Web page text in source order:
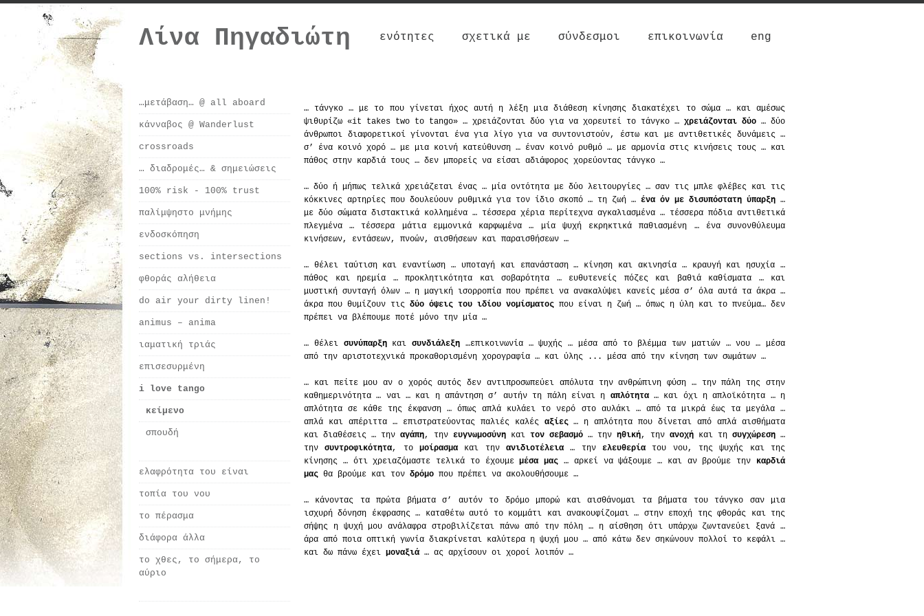
Λίνα Πηγαδιώτη ενότητες σχετικά με σύνδεσμοι επικοινωνία eng
… τάνγκο … με το που γίνεται ήχος αυτή η λέξη μια διάθεση κίνησης διακατέχει το σώμα … και αμέσως
ψιθυρίζω «it takes two to tango» … χρειάζονται δύο για να χορευτεί το τάνγκο … χρειάζονται δύο … δύο
άνθρωποι διαφορετικοί γίνονται ένα για λίγο για να συντονιστούν, έστω και με αντιθετικές δυνάμεις …
σ’ ένα κοινό χορό … με μια κοινή κατεύθυνση … έναν κοινό ρυθμό … με αρμονία στις κινήσεις τους … και
πάθος στην καρδιά τους … δεν μπορείς να είσαι αδιάφορος χορεύοντας τάνγκο …
… δύο ή μήπως τελικά χρειάζεται ένας … μία οντότητα με δύο λειτουργίες … σαν τις μπλε φλέβες και τις
κόκκινες αρτηρίες που δουλεύουν ρυθμικά για τον ίδιο σκοπό … τη ζωή … ένα όν με δισυπόστατη ύπαρξη …
με δύο σώματα διστακτικά κολλημένα … τέσσερα χέρια περίτεχνα αγκαλιασμένα … τέσσερα πόδια αντιθετικά
πλεγμένα … τέσσερα μάτια εμμονικά καρφωμένα … μία ψυχή εκρηκτικά παθιασμένη … ένα συνονθύλευμα
κινήσεων, εντάσεων, πνοών, αισθήσεων και παραισθήσεων …
… θέλει ταύτιση και εναντίωση … υποταγή και επανάσταση … κίνηση και ακινησία … κραυγή και ησυχία …
πάθος και ηρεμία … προκλητικότητα και σοβαρότητα … ευθυτενείς πόζες και βαθιά καθίσματα … και
μυστική συνταγή όλων … η μαγική ισορροπία που πρέπει να ανακαλύψει κανείς μέσα σ’ όλα αυτά τα άκρα …
άκρα που θυμίζουν τις δύο όψεις του ιδίου νομίσματος που είναι η ζωή … όπως η ύλη και το πνεύμα… δεν
πρέπει να βλέπουμε ποτέ μόνο την μία …
… θέλει συνύπαρξηκαισυνδιάλεξη …επικοινωνία … ψυχής … μέσα από το βλέμμα των ματιών … νου … μέσα
από την αριστοτεχνικά προκαθορισμένη χορογραφία … και ύλης ... μέσα από την κίνηση των σωμάτων …
… και πείτε μου αν ο χορός αυτός δεν αντιπροσωπεύει απόλυτα την ανθρώπινη φύση … την πάλη της στην
καθημερινότητα … ναι … και η απάντηση σ’ αυτήν τη πάλη είναι η απλότητα… και όχι η απλοϊκότητα … η
απλότητα σε κάθε της έκφανση … όπως απλά κυλάει το νερό στο αυλάκι … από τα μικρά έως τα μεγάλα …
απλά και απέριττα … επιστρατεύοντας παλιές καλές αξίες… η απλότητα που δίνεται από απλά αισθήματα
και διαθέσεις … την αγάπη, την ευγνωμοσύνη και τον σεβασμό … την ηθική, την ανοχή και τη συγχώρεση …
τηνσυντροφικότητα, τομοίρασμα και τηνανιδιοτέλεια … τηνελευθερία του νου, της ψυχής και της
κίνησης … ότι χρειαζόμαστε τελικά το έχουμεμέσα μας … αρκεί να ψάξουμε … και αν βρούμε την καρδιά
μας θα βρούμε και τον δρόμο που πρέπει να ακολουθήσουμε …
… κάνοντας τα πρώτα βήματα σ’ αυτόν το δρόμο μπορώ και αισθάνομαι τα βήματα του τάνγκο σαν μια
ισχυρή δόνηση έκφρασης … καταθέτω αυτό το κομμάτι και ανακουφίζομαι … στην εποχή της φθοράς και της
σήψης η ψυχή μου ανάλαφρα στροβιλίζεται πάνω από την πόλη … η αίσθηση ότι υπάρχω ζωντανεύει ξανά …
άρα από ποια οπτική γωνία διακρίνεται καλύτερα η ψυχή μου … από κάτω δεν σηκώνουν πολλοί το κεφάλι …
και δω πάνω έχει μοναξιά … ας αρχίσουν οι χοροί λοιπόν …
…μετάβαση… @ all aboard
κάνναβος @ Wanderlust
crossroads
… διαδρομές… & σημειώσεις
100% risk - 100% trust
παλίμψηστο μνήμης
ενδοσκόπηση
sections vs. intersections
φθοράς αλήθεια
do air your dirty linen!
animus – anima
ιαματική τριάς
επισεσυρμένη
i love tango
κείμενο
σπουδή
ελαφρότητα του είναι
τοπία του νου
το πέρασμα
διάφορα άλλα
το χθες, το σήμερα, το
αύριο